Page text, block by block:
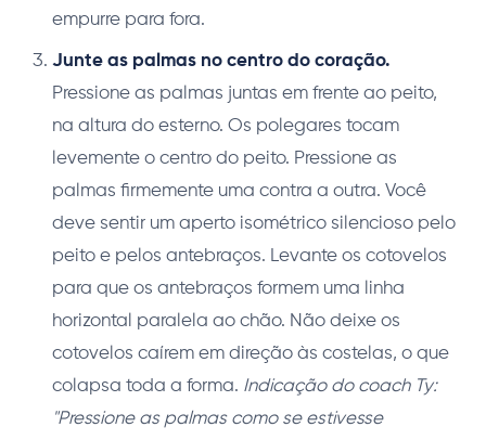
empurre para fora.
Junte as palmas no centro do coração.
Pressione as palmas juntas em frente ao peito,
na altura do esterno. Os polegares tocam
levemente o centro do peito. Pressione as
palmas firmemente uma contra a outra. Você
deve sentir um aperto isométrico silencioso pelo
peito e pelos antebraços. Levante os cotovelos
para que os antebraços formem uma linha
horizontal paralela ao chão. Não deixe os
cotovelos caírem em direção às costelas, o que
colapsa toda a forma. Indicação do coach Ty:
"Pressione as palmas como se estivesse